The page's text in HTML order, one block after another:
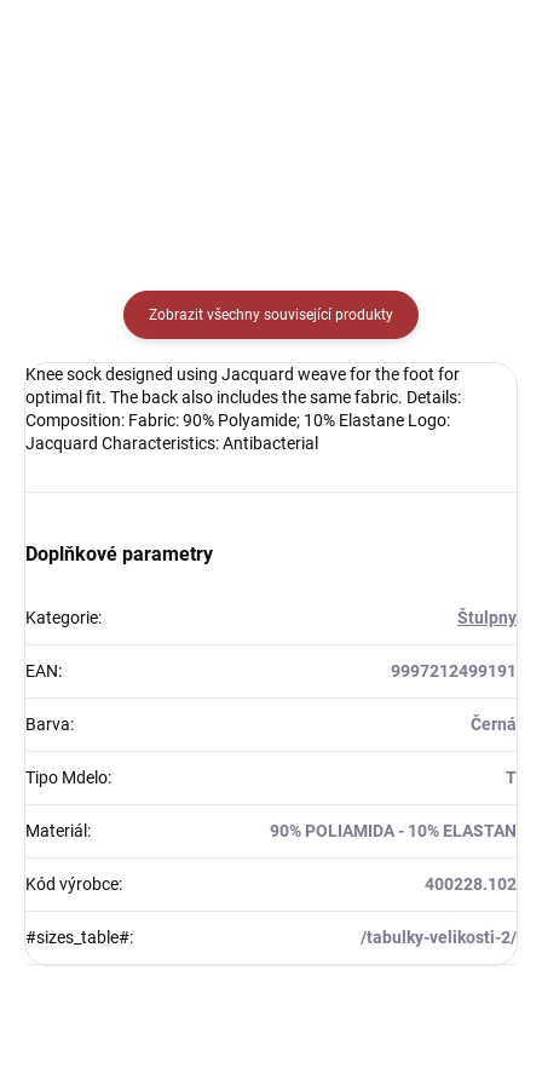
Zobrazit všechny související produkty
Knee sock designed using Jacquard weave for the foot for
optimal fit. The back also includes the same fabric. Details:
Composition: Fabric: 90% Polyamide; 10% Elastane Logo:
Jacquard Characteristics: Antibacterial
Doplňkové parametry
Kategorie: Štulpny
EAN: 9997212499191
Barva: Černá
Tipo Mdelo: T
Materiál : 90% POLIAMIDA - 10% ELASTAN
Kód výrobce: 400228.102
#sizes_table#: /tabulky-velikosti-2/